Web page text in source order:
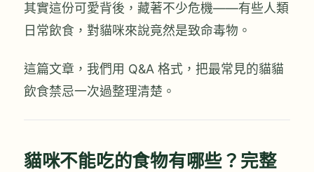
其實這份可愛背後，藏著不少危機——有些人類
日常飲食，對貓咪來說竟然是致命毒物。
這篇文章，我們用 Q&A 格式，把最常見的貓貓
飲食禁忌一次過整理清楚。
貓咪不能吃的食物有哪些？完整